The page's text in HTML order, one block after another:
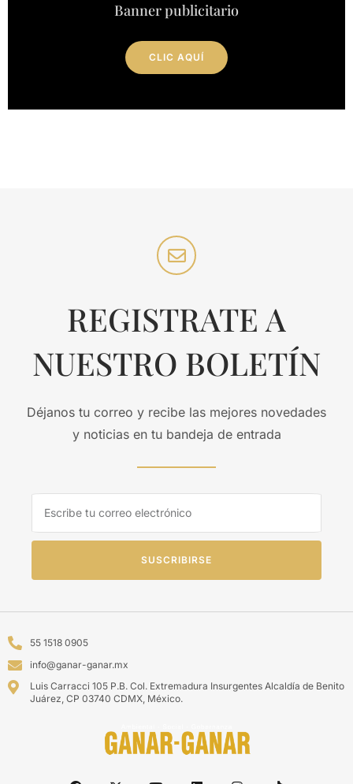
Banner publicitario
CLIC AQUÍ
REGISTRATE A
NUESTRO BOLETÍN
Déjanos tu correo y recibe las mejores novedades
y noticias en tu bandeja de entrada
SUSCRIBIRSE
55 1518 0905
info@ganar-ganar.mx
Luis Carracci 105 P.B. Col. Extremadura Insurgentes Alcaldía de Benito
Juárez, CP 03740 CDMX, México.